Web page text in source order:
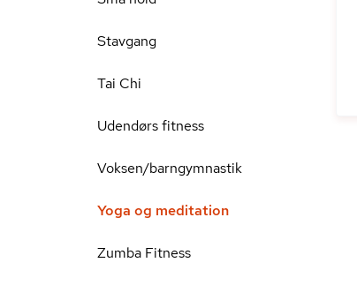
Stavgang
Tai Chi
Udendørs fitness
Voksen/barngymnastik
Yoga og meditation
Zumba Fitness